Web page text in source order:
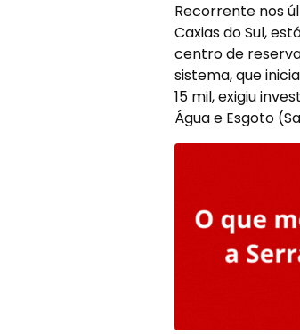
Recorrente nos
Caxias do Sul,
centro de
sistema, que
15 mil, exigiu
Água e Esgoto